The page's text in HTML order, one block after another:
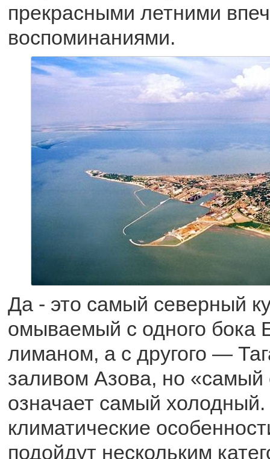
прекрасными летними
воспоминаниями.
Да - это самый северный
омываемый с одного бока
лиманом, а с другого —
заливом Азова, но
означает самый
климатические
подойдут нескольким